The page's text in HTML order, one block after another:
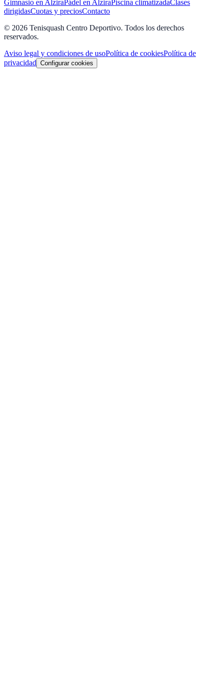
Gimnasio en Alzira Pádel en Alzira Piscina climatizadaClases
dirigidasCuotas y preciosContacto
© 2026 Tenisquash Centro Deportivo. Todos los derechos
reservados.
Aviso legal y condiciones de usoPolítica de cookiesPolítica de
privacidad Configurar cookies